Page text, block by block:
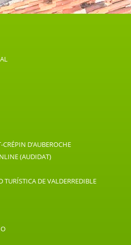
D’AUBEROCHE
(AUDIDAT)
DE VALDERREDIBLE